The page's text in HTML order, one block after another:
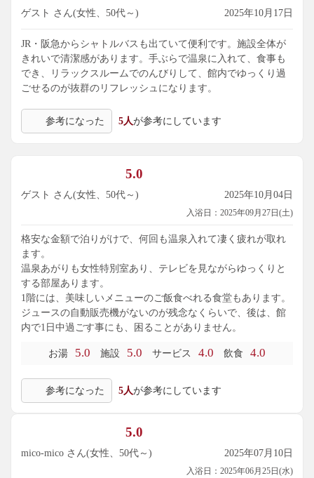
ゲスト さん(女性、50代～) 2025年10月17日
JR・阪急からシャトルバスも出ていて便利です。施設全体が
きれいで清潔感があります。手ぶらで温泉に入れて、食事も
でき、リラックスルームでのんびりして、館内でゆっくり過
ごせるのが抜群のリフレッシュになります。
参考になった 5人が参考にしています
5.0
ゲスト さん(女性、50代～) 2025年10月04日
入浴日：2025年09月27日(土)
格安な金額で泊りがけで、何回も温泉入れて凄く疲れが取れ
ます。
温泉あがりも女性特別室あり、テレビを見ながらゆっくりと
する部屋あります。
1階には、美味しいメニューのご飯食べれる食堂もあります。
ジュースの自動販売機がないのが残念なくらいで、後は、館
内で1日中過ごす事にも、困ることがありません。
お湯 5.0 施設 5.0 サービス 4.0 飲食 4.0
参考になった 5人が参考にしています
5.0
mico-mico さん(女性、50代～) 2025年07月10日
入浴日：2025年06月25日(水)